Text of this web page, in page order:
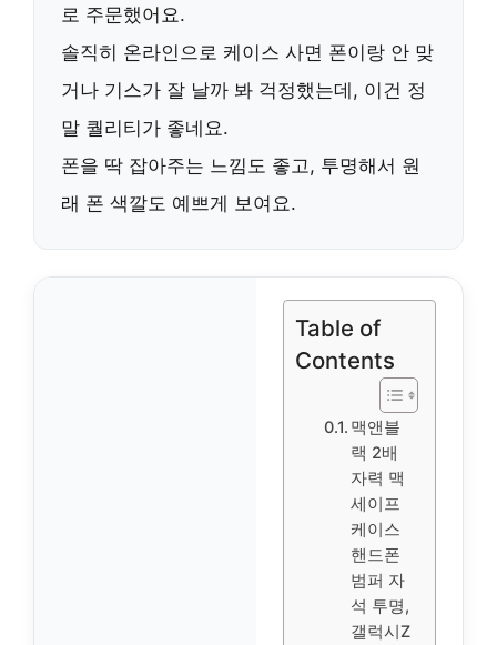
로 주문했어요.
솔직히 온라인으로 케이스 사면 폰이랑 안 맞
거나 기스가 잘 날까 봐 걱정했는데, 이건 정
말 퀄리티가 좋네요.
폰을 딱 잡아주는 느낌도 좋고, 투명해서 원
래 폰 색깔도 예쁘게 보여요.
Table of
Contents
맥앤블
랙 2배
자력 맥
세이프
케이스
핸드폰
범퍼 자
석 투명,
갤럭시Z